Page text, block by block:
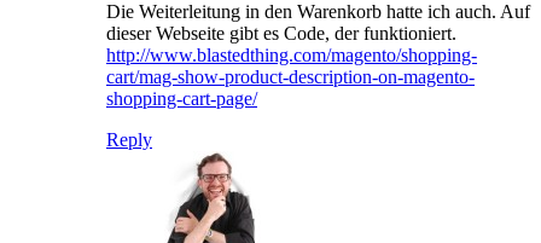
Die Weiterleitung in den Warenkorb hatte ich auch. Auf
dieser Webseite gibt es Code, der funktioniert.
http://www.blastedthing.com/magento/shopping-
cart/mag-show-product-description-on-magento-
shopping-cart-page/
Reply